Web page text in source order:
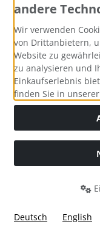
Social Media
andere
Wir verwenden
von Drittanbietern,
Website zu
zu analysieren und
Einkaufserlebnis
finden Sie in
Deutsch English